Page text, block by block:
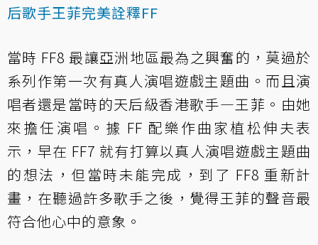
后歌手王菲完美詮釋FF
當時 FF8 最讓亞洲地區最為之興奮的，莫過於
系列作第一次有真人演唱遊戲主題曲。而且演
唱者還是當時的天后級香港歌手—王菲。由她
來擔任演唱。據 FF 配樂作曲家植松伸夫表
示，早在 FF7 就有打算以真人演唱遊戲主題曲
的想法，但當時未能完成，到了 FF8 重新計
畫，在聽過許多歌手之後，覺得王菲的聲音最
符合他心中的意象。